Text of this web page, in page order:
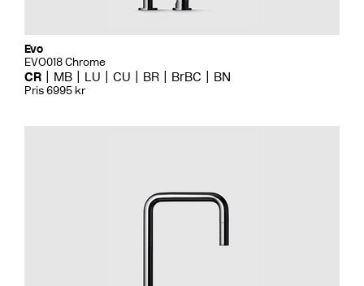
Evo
EVO018 Chrome
CR MB LU CU BR BrBC BN
Pris 6995 kr